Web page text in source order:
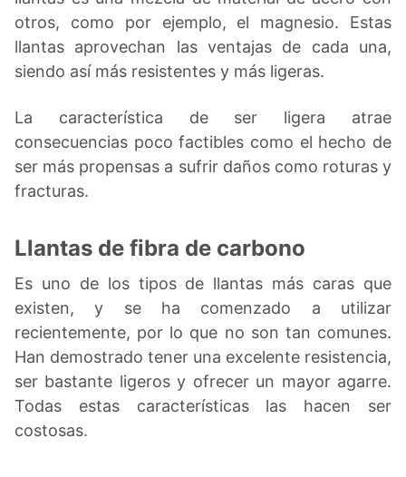
otros, como por ejemplo, el magnesio. Estas
llantas aprovechan las ventajas de cada una,
siendo así más resistentes y más ligeras.
La característica de ser ligera atrae
consecuencias poco factibles como el hecho de
ser más propensas a sufrir daños como roturas y
fracturas.
Llantas de fibra de carbono
Es uno de los tipos de llantas más caras que
existen, y se ha comenzado a utilizar
recientemente, por lo que no son tan comunes.
Han demostrado tener una excelente resistencia,
ser bastante ligeros y ofrecer un mayor agarre.
Todas estas características las hacen ser
costosas.